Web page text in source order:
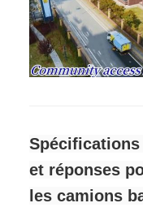
et réponses
les camions